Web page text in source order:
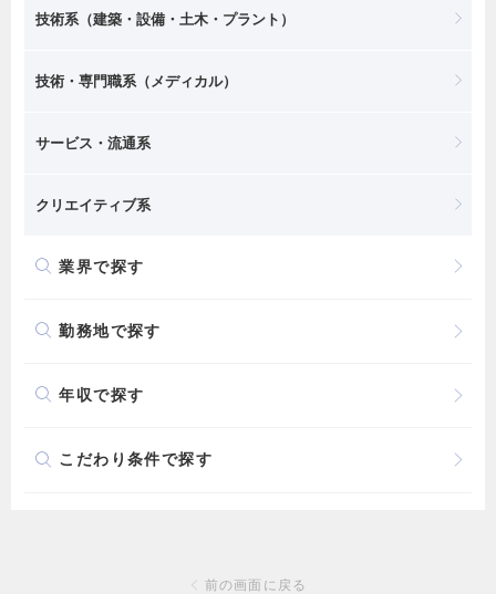
技術系（建築・設備・土木・プラント）
技術・専門職系（メディカル）
サービス・流通系
クリエイティブ系
業界で探す
勤務地で探す
年収で探す
こだわり条件で探す
前の画面に戻る